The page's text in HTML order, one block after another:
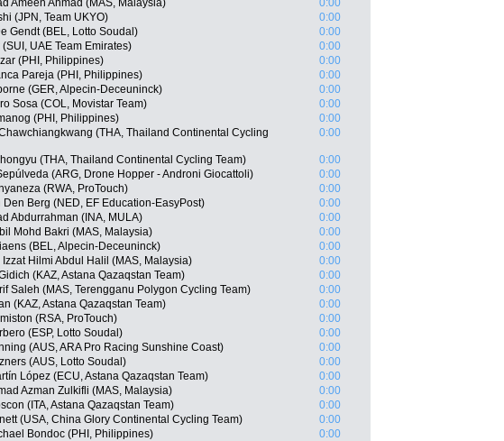
Ameen Ahmad (MAS, Malaysia)
0:00
(JPN, Team UKYO)
0:00
Gendt (BEL, Lotto Soudal)
0:00
UAE Team Emirates)
0:00
(PHI, Philippines)
0:00
Pareja (PHI, Philippines)
0:00
(GER, Alpecin-Deceuninck)
0:00
Sosa (COL, Movistar Team)
0:00
(PHI, Philippines)
0:00
(THA, Thailand Continental Cycling
0:00
(THA, Thailand Continental Cycling Team)
0:00
(ARG, Drone Hopper - Androni Giocattoli)
0:00
(RWA, ProTouch)
0:00
Den Berg (NED, EF Education-EasyPost)
0:00
Abdurrahman (INA, MULA)
0:00
Mohd Bakri (MAS, Malaysia)
0:00
(BEL, Alpecin-Deceuninck)
0:00
Izzat Hilmi Abdul Halil (MAS, Malaysia)
0:00
(KAZ, Astana Qazaqstan Team)
0:00
Saleh (MAS, Terengganu Polygon Cycling Team)
0:00
(KAZ, Astana Qazaqstan Team)
0:00
(RSA, ProTouch)
0:00
(ESP, Lotto Soudal)
0:00
(AUS, ARA Pro Racing Sunshine Coast)
0:00
(AUS, Lotto Soudal)
0:00
López (ECU, Astana Qazaqstan Team)
0:00
Azman Zulkifli (MAS, Malaysia)
0:00
(ITA, Astana Qazaqstan Team)
0:00
(USA, China Glory Continental Cycling Team)
0:00
Bondoc (PHI, Philippines)
0:00